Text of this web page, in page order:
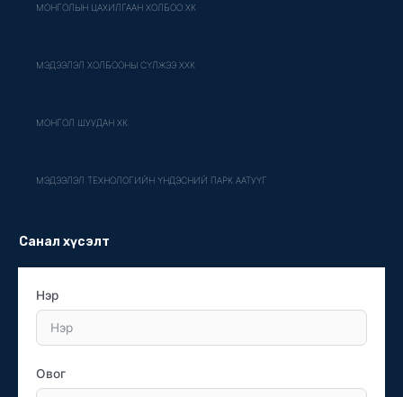
МОНГОЛЫН ЦАХИЛГААН ХОЛБОО ХК
МЭДЭЭЛЭЛ ХОЛБООНЫ СҮЛЖЭЭ ХХК
МОНГОЛ ШУУДАН ХК
МЭДЭЭЛЭЛ ТЕХНОЛОГИЙН ҮНДЭСНИЙ ПАРК ААТУҮГ
Санал хүсэлт
Нэр
Овог